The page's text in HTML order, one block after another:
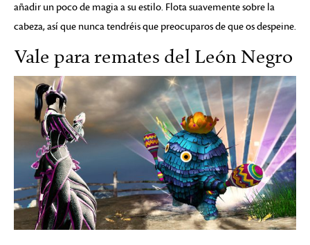
añadir un poco de magia a su estilo. Flota suavemente sobre la
cabeza, así que nunca tendréis que preocuparos de que os despeine.
Vale para remates del León Negro